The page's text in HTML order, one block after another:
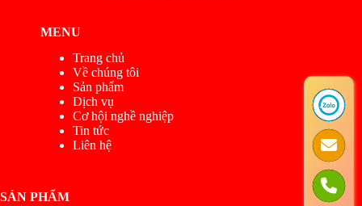
MENU
Trang chủ
Về chúng tôi
Sản phẩm
Dịch vụ
Cơ hội nghề nghiệp
Tin tức
Liên hệ
SẢN PHẨM